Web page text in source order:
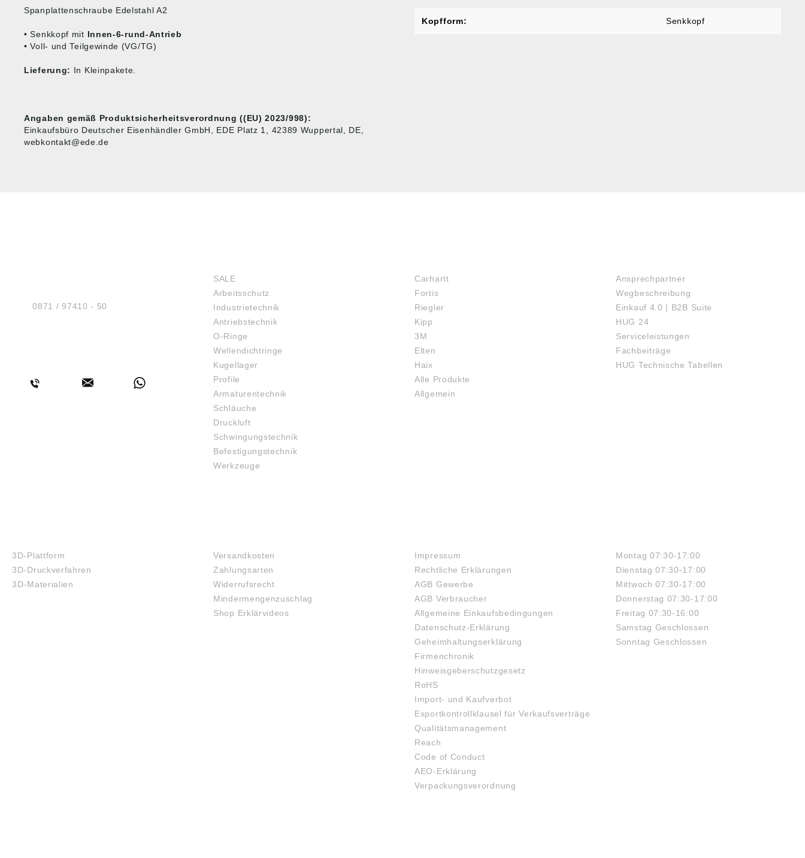
Spanplattenschraube Edelstahl A2
• Senkkopf mit Innen-6-rund-Antrieb
• Voll- und Teilgewinde (VG/TG)
Lieferung: In Kleinpakete.
Angaben gemäß Produktsicherheitsverordnung ((EU) 2023/998):
Einkaufsbüro Deutscher Eisenhändler GmbH, EDE Platz 1, 42389 Wuppertal, DE,
webkontakt@ede.de
Kopfform: Senkkopf
Tel.:0871 / 97410 - 50
SALE
Arbeitsschutz
Industrietechnik
Antriebstechnik
O-Ringe
Wellendichtringe
Kugellager
Profile
Armaturentechnik
Schläuche
Druckluft
Schwingungstechnik
Befestigungstechnik
Werkzeuge
Carhartt
Fortis
Riegler
Kipp
3M
Elten
Haix
Alle Produkte
Allgemein
Ansprechpartner
Wegbeschreibung
Einkauf 4.0 | B2B Suite
HUG 24
Serviceleistungen
Fachbeiträge
HUG Technische Tabellen
3D-Plattform
3D-Druckverfahren
3D-Materialien
Versandkosten
Zahlungsarten
Widerrufsrecht
Mindermengenzuschlag
Shop Erklärvideos
Impressum
Rechtliche Erklärungen
AGB Gewerbe
AGB Verbraucher
Allgemeine Einkaufsbedingungen
Datenschutz-Erklärung
Geheimhaltungserklärung
Firmenchronik
Hinweisgeberschutzgesetz
RoHS
Import- und Kaufverbot
Exportkontrollklausel für Verkaufsverträge
Qualitätsmanagement
Reach
Code of Conduct
AEO-Erklärung
Verpackungsverordnung
Montag 07:30-17:00
Dienstag 07:30-17:00
Mittwoch 07:30-17:00
Donnerstag 07:30-17:00
Freitag 07:30-16:00
Samstag Geschlossen
Sonntag Geschlossen